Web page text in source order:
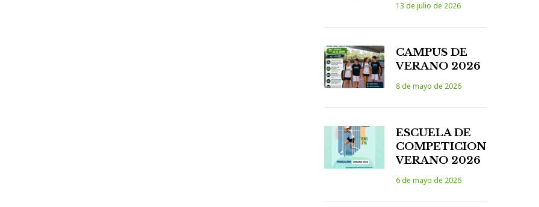
13 de julio de 2026
CAMPUS DE
VERANO 2026
8 de mayo de 2026
ESCUELA DE
COMPETICION
VERANO 2026
6 de mayo de 2026